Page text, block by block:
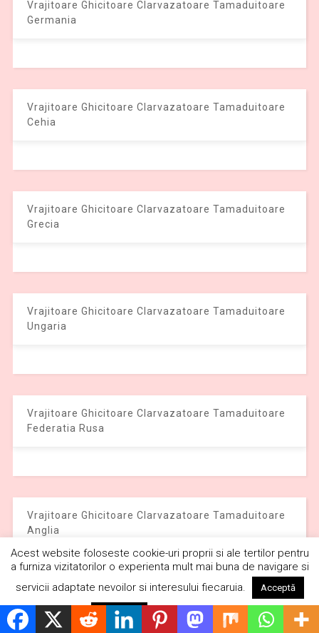
Vrajitoare Ghicitoare Clarvazatoare Tamaduitoare
Germania
Vrajitoare Ghicitoare Clarvazatoare Tamaduitoare
Cehia
Vrajitoare Ghicitoare Clarvazatoare Tamaduitoare
Grecia
Vrajitoare Ghicitoare Clarvazatoare Tamaduitoare
Ungaria
Vrajitoare Ghicitoare Clarvazatoare Tamaduitoare
Federatia Rusa
Vrajitoare Ghicitoare Clarvazatoare Tamaduitoare
Anglia
Vrajitoare Ghicitoare Clarvazatoare Tamaduitoare
Acest website foloseste cookie-uri proprii si ale tertilor pentru
a furniza vizitatorilor o experienta mult mai buna de navigare si
servicii adaptate nevoilor si interesului fiecaruia.
Acceptă
Respinge Citește mai mult